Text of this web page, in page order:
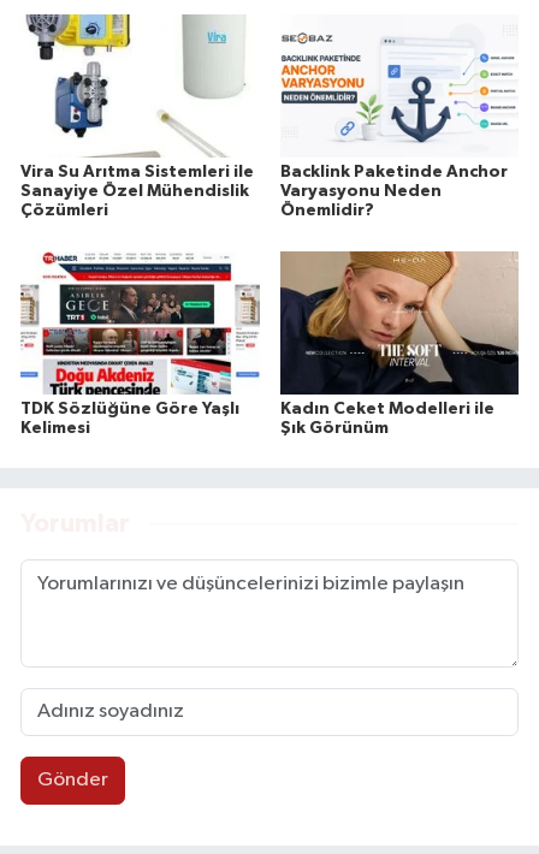
Vira Su Arıtma Sistemleri ile
Sanayiye Özel Mühendislik
Çözümleri
Backlink Paketinde Anchor
Varyasyonu Neden
Önemlidir?
TDK Sözlüğüne Göre Yaşlı
Kelimesi
Kadın Ceket Modelleri ile
Şık Görünüm
Gönder